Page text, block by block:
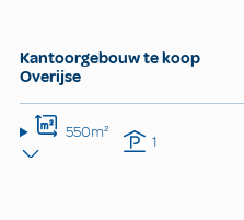
Kantoorgebouw te koop
Overijse
550m² 1